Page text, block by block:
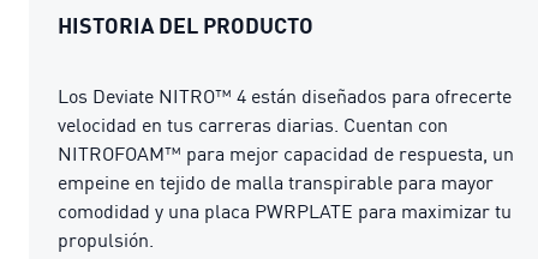
HISTORIA DEL PRODUCTO
Los Deviate NITRO™ 4 están diseñados para ofrecerte
velocidad en tus carreras diarias. Cuentan con
NITROFOAM™ para mejor capacidad de respuesta, un
empeine en tejido de malla transpirable para mayor
comodidad y una placa PWRPLATE para maximizar tu
propulsión.